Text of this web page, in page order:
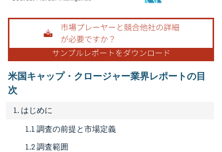
画像 © Mordor Intelligence。再利用にはCC BY 4.0の表示が必要です。
米国キャップ・クロージャー業界レポートの目
次
1. はじめに
1.1 調査の前提と市場定義
1.2 調査範囲